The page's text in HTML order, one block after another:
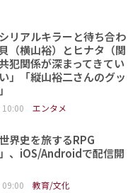
シリアルキラーと待ち合わ
（横山裕）とヒナタ（関
犯関係が深まってきてい
」「縦山裕二さんのグッ
エンタメ
界史を旅するRPG
」、iOS/Androidで配信開
教育/文化